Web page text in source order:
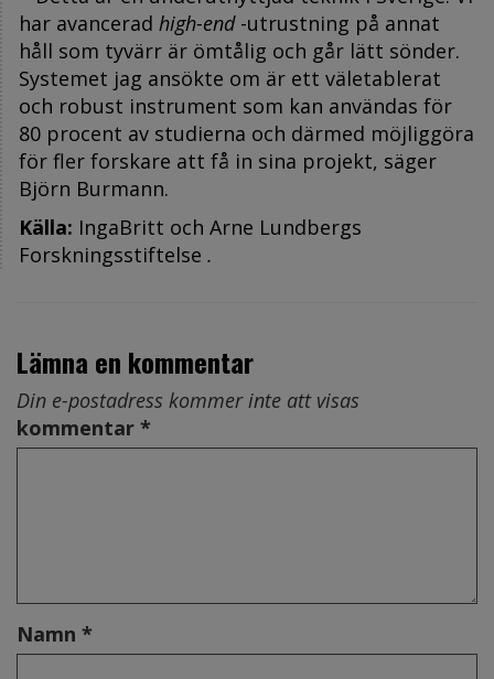
har avancerad high-end-utrustning på annat
håll som tyvärr är ömtålig och går lätt sönder.
Systemet jag ansökte om är ett väletablerat
och robust instrument som kan användas för
80 procent av studierna och därmed möjliggöra
för fler forskare att få in sina projekt, säger
Björn Burmann.
Källa: IngaBritt och Arne Lundbergs
Forskningsstiftelse .
Lämna en kommentar
Din e-postadress kommer inte att visas
kommentar *
Namn *